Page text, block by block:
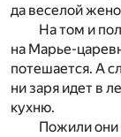
да веселой
На том и
на Марье-
потешается. А
ни заря идет в
кухню.
Пожили они